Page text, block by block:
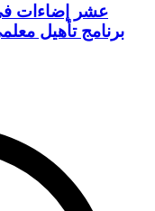
برنامج تأهيل